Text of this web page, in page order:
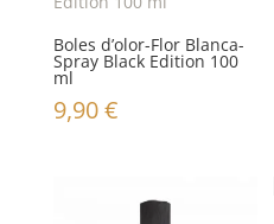
Boles d’olor-Flor Blanca-
Spray Black Edition 100
ml
9,90€